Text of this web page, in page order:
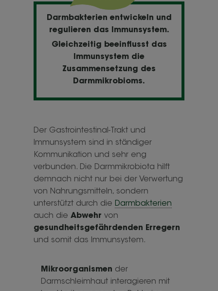
Darmbakterien entwickeln und
regulieren das Immunsystem.
Gleichzeitig beeinflusst das
Immunsystem die
Zusammensetzung des
Darmmikrobioms.
Der Gastrointestinal-Trakt und
Immunsystem sind in ständiger
Kommunikation und sehr eng
verbunden. Die Darmmikrobiota hilft
demnach nicht nur bei der Verwertung
von Nahrungsmitteln, sondern
unterstützt durch die Darmbakterien
auch die Abwehr von
gesundheitsgefährdenden Erregern
und somit das Immunsystem.
Mikroorganismen der
Darmschleimhaut interagieren mit